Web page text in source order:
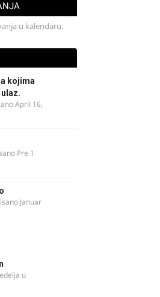
u kalendaru.
kojima
April 16,
Pre 1
Januar
u